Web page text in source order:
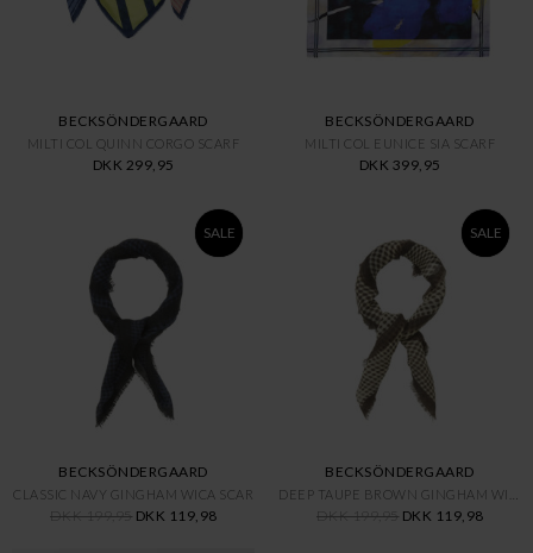
BECKSÖNDERGAARD
MILTI COL QUINN CORGO SCARF
DKK 299,95
BECKSÖNDERGAARD
MILTI COL EUNICE SIA SCARF
DKK 399,95
SALE
BECKSÖNDERGAARD
CLASSIC NAVY GINGHAM WICA SCAR
DKK 199,95 DKK 119,98
SALE
BECKSÖNDERGAARD
DKK 199,95 DKK 119,98